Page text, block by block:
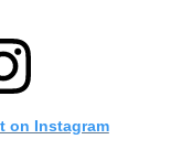
on Instagram